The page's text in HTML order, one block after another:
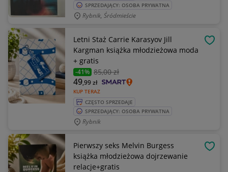
SPRZEDAJĄCY: OSOBA PRYWATNA
Rybnik, Śródmieście
Letni Staż Carrie Karasyov Jill
Kargman książka młodzieżowa moda
+ gratis
-41% 85,00 zł
KUP TERAZ
49,99zł
CZĘSTO SPRZEDAJE
SPRZEDAJĄCY: OSOBA PRYWATNA
Rybnik
Pierwszy seks Melvin Burgess
książka młodzieżowa dojrzewanie
relacje+gratis